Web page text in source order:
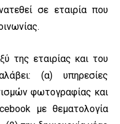
σε εταιρία που
της εταιρίας και του
(α) υπηρεσίες
φωτογραφίας και
με θεματολογία